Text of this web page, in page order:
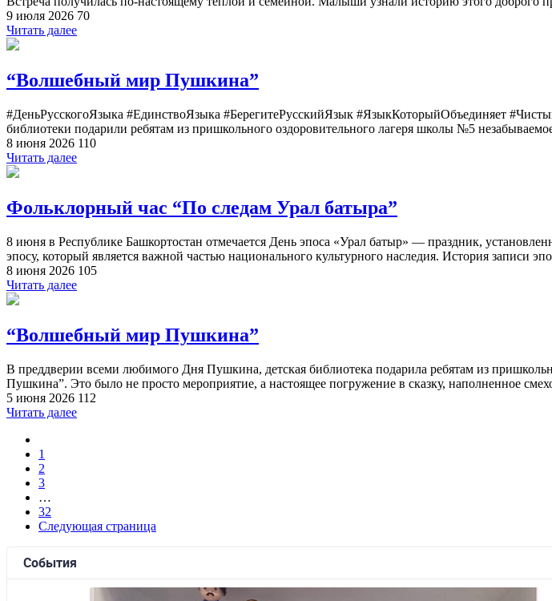
9 июля 2026 70
Читать далее
“Волшебный мир Пушкина”
#ДеньРусскогоЯзыка #ЕдинствоЯзыка #БерегитеРусскийЯзык #ЯзыкКоторыйОбъединяет
библиотеки подарили ребятам из пришкольного оздоровительного лагеря школы №5
8 июня 2026 110
Читать далее
Фольклорный час “По следам Урал батыра”
8 июня в Республике Башкортостан отмечается День эпоса «Урал батыр» — праздник,
эпосу, который является важной частью национального культурного наследия. История записи
8 июня 2026 105
Читать далее
“Волшебный мир Пушкина”
В преддверии всеми любимого Дня Пушкина, детская библиотека подарила ребятам из
Пушкина”. Это было не просто мероприятие, а настоящее погружение в сказку, наполненное
5 июня 2026 112
Читать далее
1
2
3
…
32
Следующая страница